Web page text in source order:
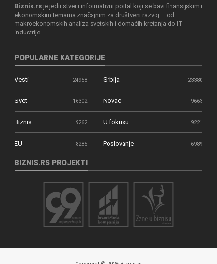
Biznis.rs je jedinstveni informativni portal koji se bavi finansijskim i
ekonomskim temama značajnim za društveni razvoj – od
makroekonomskih analiza svetskih i domaćih kretanja do IT
industrije.
POPULARNE KATEGORIJE
Vesti 24958 Srbija 23380
Svet 16302 Novac 9663
Biznis 9262 U fokusu 9221
EU 8285 Poslovanje 6989
BIZNIS.RS PROJEKTI